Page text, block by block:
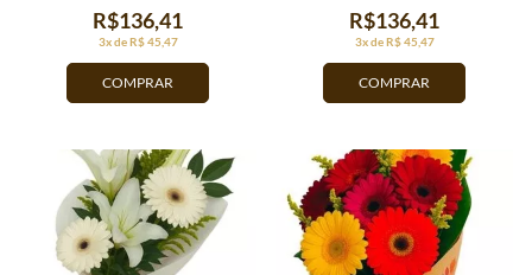
COMPRAR
3x de R$ 45,47
R$136,41
COMPRAR
3x de R$ 45,47
R$136,41